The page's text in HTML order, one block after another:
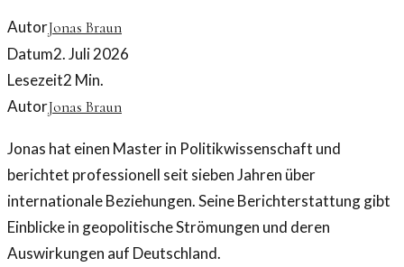
AutorJonas Braun
Datum2. Juli 2026
Lesezeit2 Min.
AutorJonas Braun
Jonas hat einen Master in Politikwissenschaft und
berichtet professionell seit sieben Jahren über
internationale Beziehungen. Seine Berichterstattung gibt
Einblicke in geopolitische Strömungen und deren
Auswirkungen auf Deutschland.